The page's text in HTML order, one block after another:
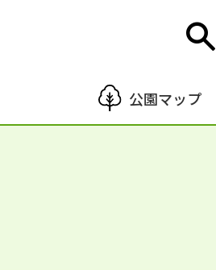
公園マップ